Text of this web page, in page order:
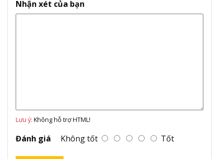
Nhận xét của bạn
Lưu ý: Không hỗ trợ HTML!
Đánh giá Không tốt Tốt